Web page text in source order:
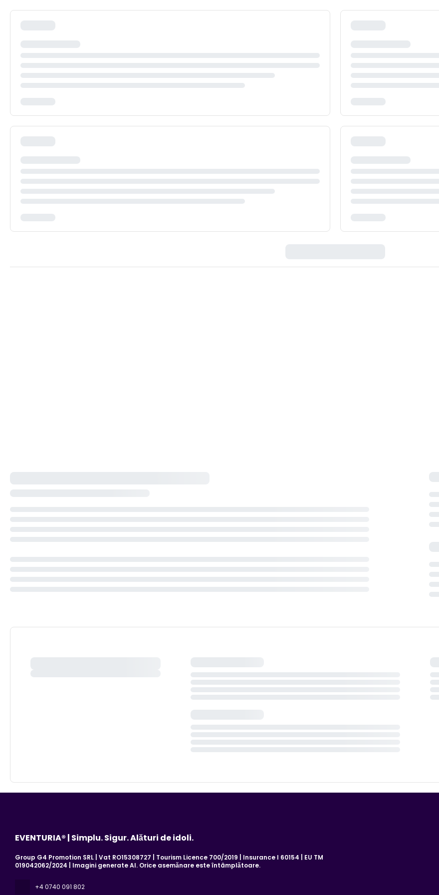
EVENTURIA® | Simplu. Sigur. Alături de idoli.
Group G4 Promotion SRL | Vat RO15308727 | Tourism Licence 700/2019 | Insurance I 60154 | EU TM
019042062/2024 | Imagini generate AI. Orice asemănare este întâmplătoare.
+4 0740 091 802